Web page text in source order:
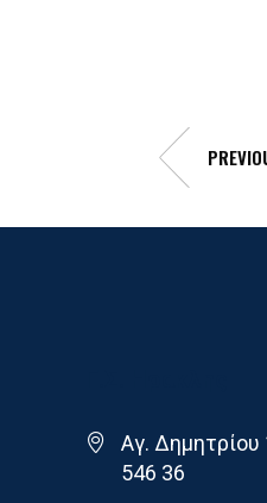
Αγ. Δημητρίου
546 36